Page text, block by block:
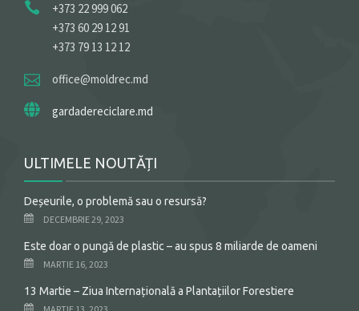
+373 22 999 062
+373 60 29 12 91
+373 79 13 12 12
office@moldrec.md
gardadereciclare.md
ULTIMELE NOUTĂȚI
Deșeurile, o problemă sau o resursă?
DECEMBRIE 29, 2023
Este doar o pungă de plastic – au spus 8 miliarde de oameni
MARTIE 16, 2023
13 Martie – Ziua Internațională a Plantațiilor Forestiere